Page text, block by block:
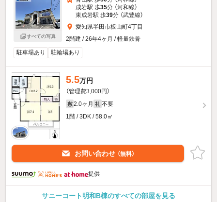
すべての写真
成岩駅 歩35分 （河和線）
東成岩駅 歩39分 （武豊線）
愛知県半田市板山町4丁目
2階建 / 26年4ヶ月 / 軽量鉄骨
駐車場あり
駐輪場あり
5.5万円
（管理費3,000円）
敷 2.0ヶ月 礼 不要
1階 / 3DK / 58.0㎡
お問い合わせ （無料）
提供
サニーコート明和B棟のすべての部屋を見る